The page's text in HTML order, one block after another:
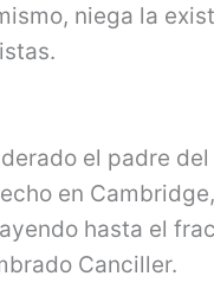
niega la
el padre
en
hasta el
Canciller.